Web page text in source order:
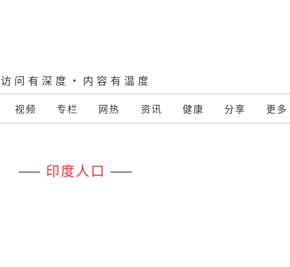
访问有深度·内容有温度
视频 专栏 网热 资讯 健康 分享 更多
—— 印度人口 ——